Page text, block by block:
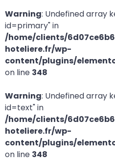
Warning: Undefined array
id=primary" in
/home/clients/
hoteliere.fr/wp-
content/plugins/
on line 348
Warning: Undefined array
id=text" in
/home/clients/
hoteliere.fr/wp-
content/plugins/
on line 348